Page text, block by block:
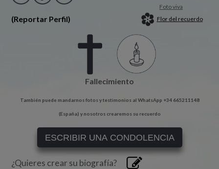
Inicio
Acceso
(Reportar Perfil)
Foto viva
Flor del recuerdo
Fallecimiento
También puede mandarnos fotos y testimonios al WhatsApp +34 665211148
(España) y nosotros crearemos su recuerdo
ESCRIBIR UNA CONDOLENCIA
¿Quieres crear su biografía?